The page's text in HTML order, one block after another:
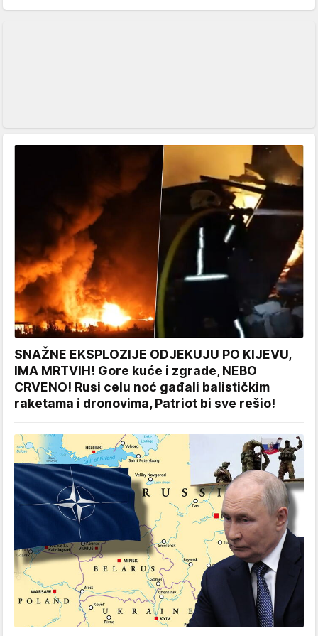
SNAŽNE EKSPLOZIJE ODJEKUJU PO KIJEVU,
IMA MRTVIH! Gore kuće i zgrade, NEBO
CRVENO! Rusi celu noć gađali balističkim
raketama i dronovima, Patriot bi sve rešio!